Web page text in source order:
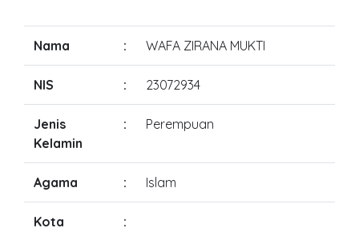
Nama : WAFA ZIRANA MUKTI
NIS : 23072934
Jenis
Kelamin
: Perempuan
Agama : Islam
Kota :